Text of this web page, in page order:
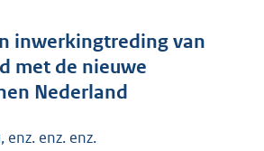
inwerkingtreding van
met de nieuwe
Nederland
enz. enz.